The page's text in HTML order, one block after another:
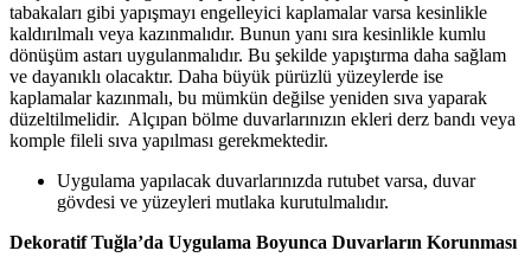
tabakaları gibi yapışmayı engelleyici kaplamalar varsa kesinlikle
kaldırılmalı veya kazınmalıdır. Bunun yanı sıra kesinlikle kumlu
dönüşüm astarı uygulanmalıdır. Bu şekilde yapıştırma daha sağlam
ve dayanıklı olacaktır. Daha büyük pürüzlü yüzeylerde ise
kaplamalar kazınmalı, bu mümkün değilse yeniden sıva yaparak
düzeltilmelidir. Alçıpan bölme duvarlarınızın ekleri derz bandı veya
komple fileli sıva yapılması gerekmektedir.
Uygulama yapılacak duvarlarınızda rutubet varsa, duvar
gövdesi ve yüzeyleri mutlaka kurutulmalıdır.
Dekoratif Tuğla’da Uygulama Boyunca Duvarların Korunması